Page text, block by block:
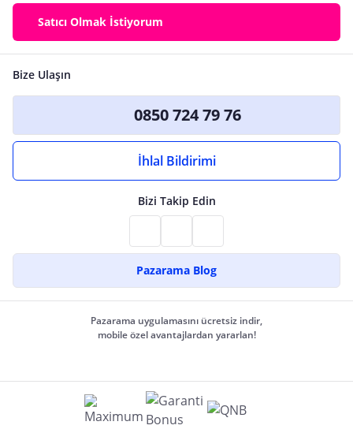
Satıcı Olmak İstiyorum
Bize Ulaşın
0850 724 79 76
İhlal Bildirimi
Bizi Takip Edin
Pazarama Blog
Pazarama uygulamasını ücretsiz indir,
mobile özel avantajlardan yararlan!